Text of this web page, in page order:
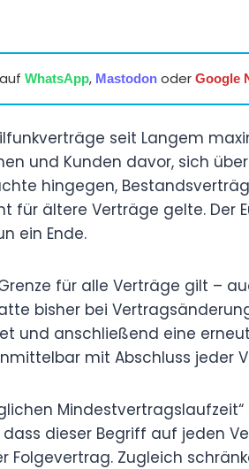
WhatsApp, Mastodonoder Google
seit Langem
und Kunden davor, sich
hingegen,
für ältere Verträge gelte. Der
ein Ende.
für alle Verträge gilt –
bisher bei
und anschließend eine
mit Abschluss jeder
dass dieser Begriff auf jeden
Folgevertrag. Zugleich